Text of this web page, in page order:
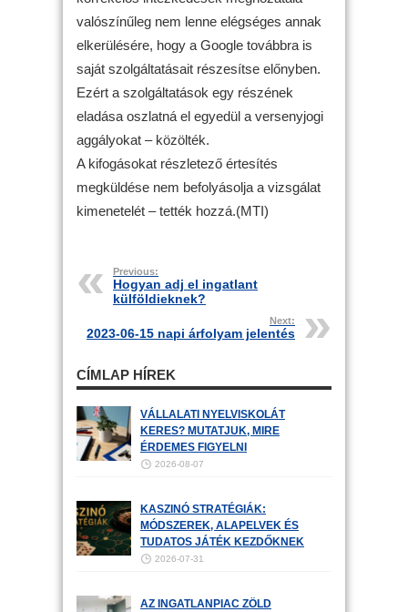
valószínűleg nem lenne elégséges annak
elkerülésére, hogy a Google továbbra is
saját szolgáltatásait részesítse előnyben.
Ezért a szolgáltatások egy részének
eladása oszlatná el egyedül a versenyjogi
aggályokat – közölték.
A kifogásokat részletező értesítés
megküldése nem befolyásolja a vizsgálat
kimenetelét – tették hozzá.(MTI)
Previous:
Hogyan adj el ingatlant
külföldieknek?
Next:
2023-06-15 napi árfolyam jelentés
CÍMLAP HÍREK
VÁLLALATI NYELVISKOLÁT
KERES? MUTATJUK, MIRE
ÉRDEMES FIGYELNI
2026-08-07
KASZINÓ STRATÉGIÁK:
MÓDSZEREK, ALAPELVEK ÉS
TUDATOS JÁTÉK KEZDŐKNEK
2026-07-31
AZ INGATLANPIAC ZÖLD